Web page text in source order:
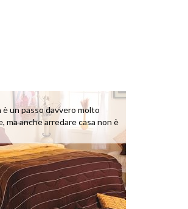
un passo davvero molto
ma anche arredare casa non è